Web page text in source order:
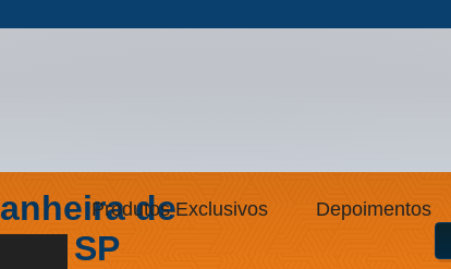
Produtos Exclusivos Depoimentos
de
- SP